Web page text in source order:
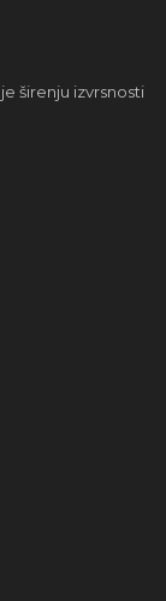
širenju izvrsnosti